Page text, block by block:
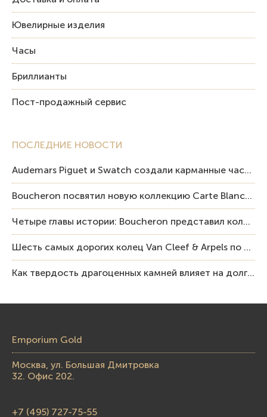
ПОСЛЕДНИЕ НОВОСТИ
Audemars Piguet и Swatch создали карманные часы в эстетике Royal Oak и Pop Art
Boucheron посвятил новую коллекцию Carte Blanche Human Being человеку и силе мастерства
Четыре главы истории: Boucheron представил коллекцию «Nom: Boucheron, Prénom: Frédéric»
Шесть самых дорогих колец Van Cleef & Arpels по итогам аукционов Sotheby’s
Как твердость драгоценных камней влияет на долговечность ювелирных изделий
Ювелирные изделия
Часы
Бриллианты
Пост-продажный сервис
Emporium Gold
Москва, ул. Большая Дмитровка
32. Офис 202.
+7 (495) 727-75-55